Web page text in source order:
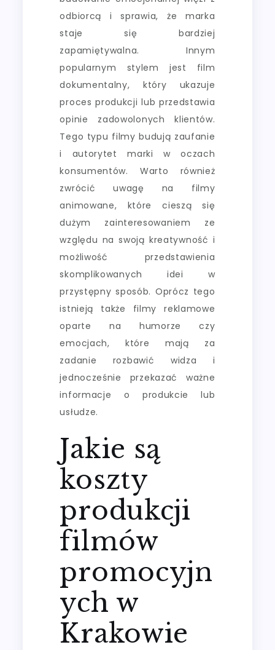
odbiorcą i sprawia, że marka
staje się bardziej
zapamiętywalna. Innym
popularnym stylem jest film
dokumentalny, który ukazuje
proces produkcji lub przedstawia
opinie zadowolonych klientów.
Tego typu filmy budują zaufanie
i autorytet marki w oczach
konsumentów. Warto również
zwrócić uwagę na filmy
animowane, które cieszą się
dużym zainteresowaniem ze
względu na swoją kreatywność i
możliwość przedstawienia
skomplikowanych idei w
przystępny sposób. Oprócz tego
istnieją także filmy reklamowe
oparte na humorze czy
emocjach, które mają za
zadanie rozbawić widza i
jednocześnie przekazać ważne
informacje o produkcie lub
usłudze.
Jakie są
koszty
produkcji
filmów
promocyjn
ych w
Krakowie